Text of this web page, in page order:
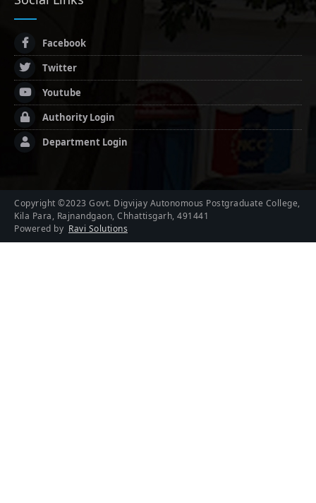
Facebook
Twitter
Youtube
Authority Login
Department Login
Copyright ©2023 Govt. Digvijay Autonomous Postgraduate College,
Kila Para, Rajnandgaon, Chhattisgarh, 491441
Powered by Ravi Solutions